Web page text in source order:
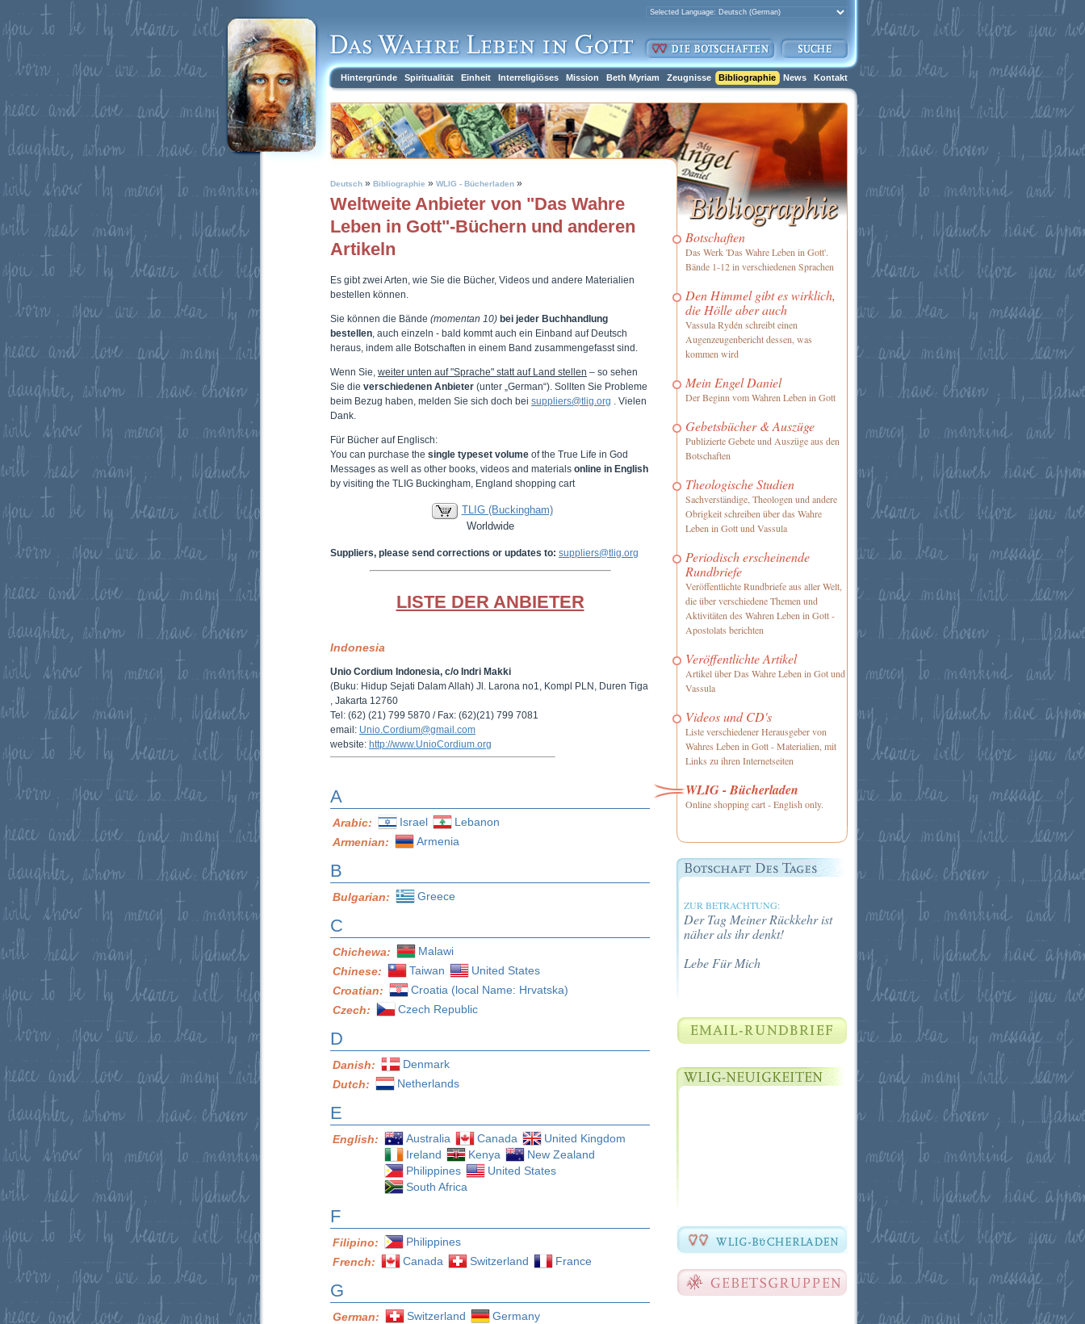
Hintergründe Spiritualität Einheit Interreligiöses Mission Beth Myriam Zeugnisse Bibliographie News Kontakt
Deutsch » Bibliographie » WLIG - Bücherladen »
Weltweite Anbieter von "Das Wahre
Leben in Gott"-Büchern und anderen
Artikeln
Es gibt zwei Arten, wie Sie die Bücher, Videos und andere Materialien
bestellen können.
Sie können die Bände (momentan 10) bei jeder Buchhandlung
bestellen , auch einzeln - bald kommt auch ein Einband auf Deutsch
heraus, indem alle Botschaften in einem Band zusammengefasst sind.
Wenn Sie, weiter unten auf "Sprache" statt auf Land stellen – so sehen
Sie die verschiedenen Anbieter (unter „German“). Sollten Sie Probleme
beim Bezug haben, melden Sie sich doch bei suppliers@tlig.org . Vielen
Dank.
Für Bücher auf Englisch:
You can purchase the single typeset volume of the True Life in God
Messages as well as other books, videos and materials online in English
by visiting the TLIG Buckingham, England shopping cart
TLIG (Buckingham)
Worldwide
Suppliers, please send corrections or updates to: suppliers@tlig.org
LISTE DER ANBIETER
Indonesia
Unio Cordium Indonesia, c/o Indri Makki
(Buku: Hidup Sejati Dalam Allah) Jl. Larona no1, Kompl PLN, Duren Tiga
, Jakarta 12760
Tel: (62) (21) 799 5870 / Fax: (62)(21) 799 7081
email: Unio.Cordium@gmail.com
website: http://www.UnioCordium.org
A
Arabic: Israel
Lebanon
Armenian:
Armenia
B
Bulgarian: Greece
C
Chichewa:
Malawi
Chinese:
Taiwan
United States
Croatian:
Croatia (local Name: Hrvatska)
Czech:
Czech Republic
D
Danish:
Denmark
Dutch:
Netherlands
E
English: Australia Canada
United Kingdom
Ireland
Kenya
New Zealand
Philippines
United States
South Africa
F
Filipino:
Philippines
French:
Canada Switzerland France
G
German: Switzerland
Germany
Botschaften
Das Werk 'Das Wahre Leben in Gott'.
Bände 1-12 in verschiedenen Sprachen
Den Himmel gibt es wirklich,
die Hölle aber auch
Vassula Rydén schreibt einen
Augenzeugenbericht dessen, was
kommen wird
Mein Engel Daniel
Der Beginn vom Wahren Leben in Gott
Gebetsbücher & Auszüge
Publizierte Gebete und Auszüge aus den
Botschaften
Theologische Studien
Sachverständige, Theologen und andere
Obrigkeit schreiben über das Wahre
Leben in Gott und Vassula
Periodisch erscheinende
Rundbriefe
Veröffentlichte Rundbriefe aus aller Welt,
die über verschiedene Themen und
Aktivitäten des Wahren Leben in Gott -
Apostolats berichten
Veröffentlichte Artikel
Artikel über Das Wahre Leben in Got und
Vassula
Videos und CD's
Liste verschiedener Herausgeber von
Wahres Leben in Gott - Materialien, mit
Links zu ihren Internetseiten
WLIG - Bücherladen
Online shopping cart - English only.
ZUR BETRACHTUNG:
Der Tag Meiner Rückkehr ist
näher als ihr denkt!
Lebe Für Mich